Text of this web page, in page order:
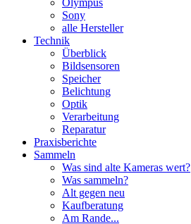
Olympus
Sony
alle Hersteller
Technik
Überblick
Bildsensoren
Speicher
Belichtung
Optik
Verarbeitung
Reparatur
Praxisberichte
Sammeln
Was sind alte Kameras wert?
Was sammeln?
Alt gegen neu
Kaufberatung
Am Rande...